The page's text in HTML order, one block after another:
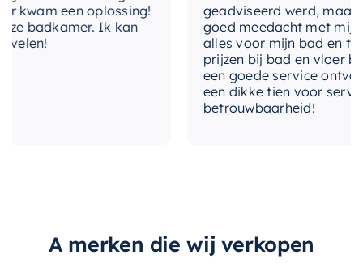
kleurgroep RVS
instelbaar-
Ja
Nee
type undefined
een oplossing!
badkamer. Ik kan
geadviseerd werd, maar
goed meedacht met mij.
alles voor mijn bad en
prijzen bij bad en vloer
een goede service
een dikke tien voor
betrouwbaarheid!
A merken die wij verkopen